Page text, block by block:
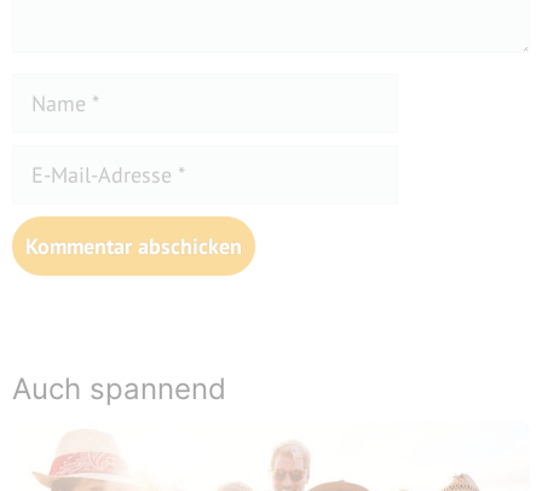
Name
Adresse
Website
Auch spannend